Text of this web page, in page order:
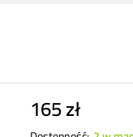
165zł